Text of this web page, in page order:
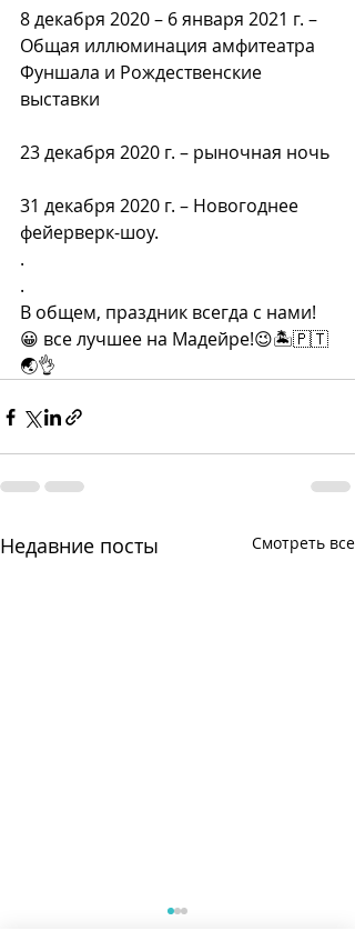
8 декабря 2020 – 6 января 2021 г. –
Общая иллюминация амфитеатра
Фуншала и Рождественские
выставки
23 декабря 2020 г. – рыночная ночь
31 декабря 2020 г. – Новогоднее
фейерверк-шоу.
.
.
В общем, праздник всегда с нами!
😀 все лучшее на Мадейре!😉🏝🇵🇹
🌏👌
Недавние посты Смотреть все